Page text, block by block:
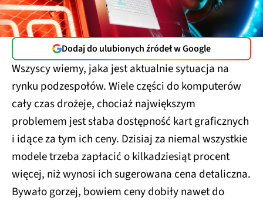
Dodaj do ulubionych źródeł w Google
Wszyscy wiemy, jaka jest aktualnie sytuacja na
rynku podzespołów. Wiele części do komputerów
cały czas drożeje, chociaż największym
problemem jest słaba dostępność kart graficznych
i idące za tym ich ceny. Dzisiaj za niemal wszystkie
modele trzeba zapłacić o kilkadziesiąt procent
więcej, niż wynosi ich sugerowana cena detaliczna.
Bywało gorzej, bowiem ceny dobiły nawet do